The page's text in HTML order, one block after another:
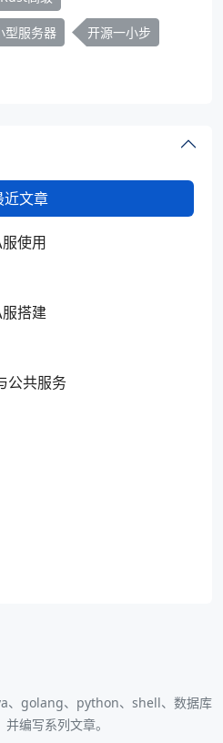
型服务器 开源一小步
近文章
使用
搭建
公共服务
、golang、python、shell、数据库
编写系列文章。